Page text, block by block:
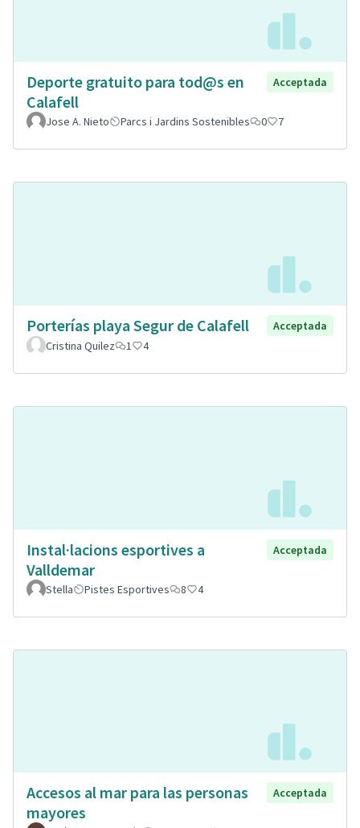
Deporte gratuito para tod@s en
Calafell
Acceptada
Jose A. Nieto Parcs i Jardins Sostenibles 0 7
Porterías playa Segur de Calafell
Acceptada
Cristina Quilez
1 4
Instal·lacions esportives a
Valldemar
Acceptada
Stella Pistes Esportives 8 4
Accesos al mar para las personas
mayores
Acceptada